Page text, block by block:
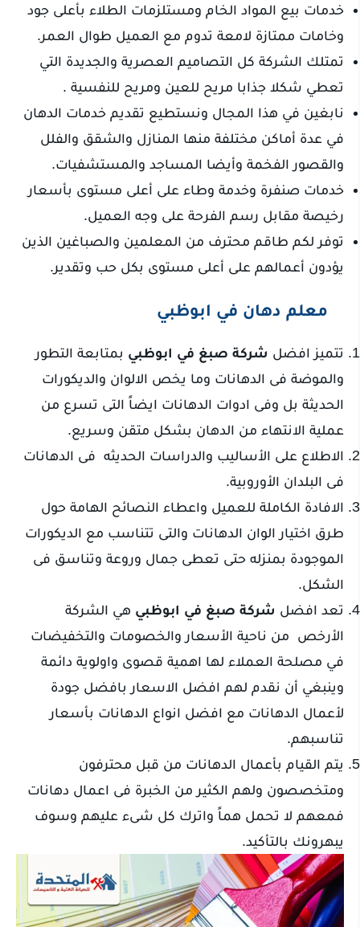
خدمات بيع المواد الخام ومستلزمات الطلاء بأعلى جود
وخامات ممتازة لامعة تدوم مع العميل طوال العمر.
تمتلك الشركة كل التصاميم العصرية والجديدة التي
تعطي شكلا جذابا مريح للعين ومريح للنفسية .
نابغين في هذا المجال ونستطيع تقديم خدمات الدهان
في عدة أماكن مختلفة منها المنازل والشقق والفلل
والقصور الفخمة وأيضا المساجد والمستشفيات.
خدمات صنفرة وخدمة وطاء على أعلى مستوى بأسعار
رخيصة مقابل رسم الفرحة على وجه العميل.
توفر لكم طاقم محترف من المعلمين والصباغين الذين
يؤدون أعمالهم على أعلى مستوى بكل حب وتقدير.
معلم دهان في ابوظبي
تتميز افضل شركة صبغ في ابوظبي بمتابعة التطور
والموضة فى الدهانات وما يخص الالوان والديكورات
الحديثة بل وفى ادوات الدهانات ايضاً التى تسرع من
عملية الانتهاء من الدهان بشكل متقن وسريع.
الاطلاع على الأساليب والدراسات الحديثه فى الدهانات
فى البلدان الأوروبية.
الافادة الكاملة للعميل واعطاء النصائح الهامة حول
طرق اختيار الوان الدهانات والتى تتناسب مع الديكورات
الموجودة بمنزله حتى تعطى جمال وروعة وتناسق فى
الشكل.
تعد افضل شركة صبغ في ابوظبي هي الشركة
الأرخص من ناحية الأسعار والخصومات والتخفيضات
في مصلحة العملاء لها اهمية قصوى واولوية دائمة
وينبغي أن نقدم لهم افضل الاسعار بافضل جودة
لأعمال الدهانات مع افضل انواع الدهانات بأسعار
تناسبهم.
يتم القيام بأعمال الدهانات من قبل محترفون
ومتخصصون ولهم الكثير من الخبرة فى اعمال دهانات
فمعهم لا تحمل هماً واترك كل شىء عليهم وسوف
يبهرونك بالتأكيد.